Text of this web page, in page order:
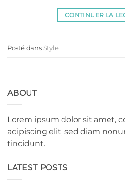
CONTINUER LA
Posté dans Style
ABOUT
Lorem ipsum dolor sit amet,
adipiscing elit, sed diam
tincidunt.
LATEST POSTS